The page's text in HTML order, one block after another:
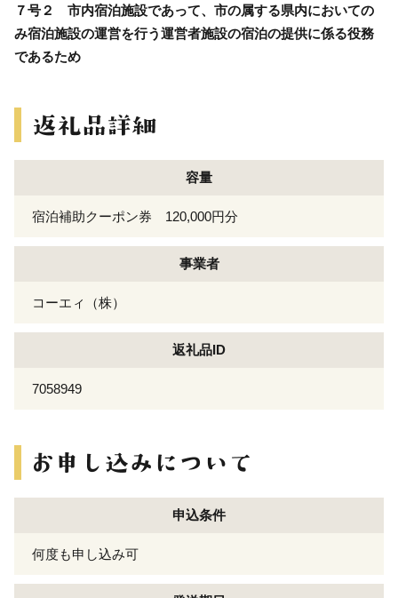
７号２ 市内宿泊施設であって、市の属する県内においての
み宿泊施設の運営を行う運営者施設の宿泊の提供に係る役務
であるため
容量
宿泊補助クーポン券 120,000円分
事業者
コーエィ（株）
返礼品ID
7058949
申込条件
何度も申し込み可